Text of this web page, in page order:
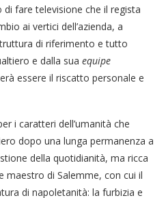
fare televisione che il regista
ai vertici dell’azienda, a
di riferimento e tutto
e dalla sua equipe
essere il riscatto personale e
i caratteri dell’umanità che
dopo una lunga permanenza a
della quotidianità, ma ricca
maestro di Salemme, con cui il
di napoletanità: la furbizia e
Grazia” di Sorrentino
da Milvia Marigliano
del mare”, personale
di Terry Mangiatordi
tanker in acciaio inox
per la Navalmed
barca entra nel Fiordo di
Crapolla violando...
tra le pagine”, prestito
digitale gratuito e...
Grazia” di Sorrentino
da Milvia Marigliano